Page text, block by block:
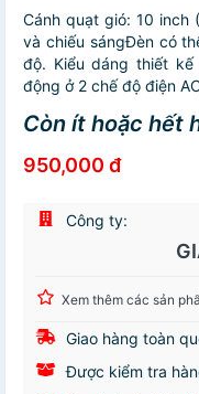
Cánh quạt gió: 10 inch
và chiếu sángĐèn có
độ. Kiểu dáng thiết
động ở 2 chế độ điện
Còn ít hoặc hết
950,000 đ
Công ty:
Xem thêm các sản
Giao hàng toàn
Được kiểm tra